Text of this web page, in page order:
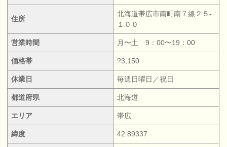
住所
北海道帯広市南町南７線２５‐
１００
営業時間 月〜土 9：00〜19：00
価格帯 ?3,150
休業日 毎週日曜日／祝日
都道府県 北海道
エリア 帯広
緯度 42.89337